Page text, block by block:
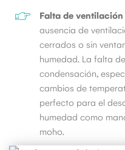
Falta de
ausencia de
cerrados o sin
humedad. La falta
condensación,
cambios de
perfecto para el
humedad como
moho.